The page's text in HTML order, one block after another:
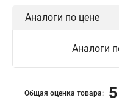
Аналоги по цене
Аналоги
Общая оценка товара: 5